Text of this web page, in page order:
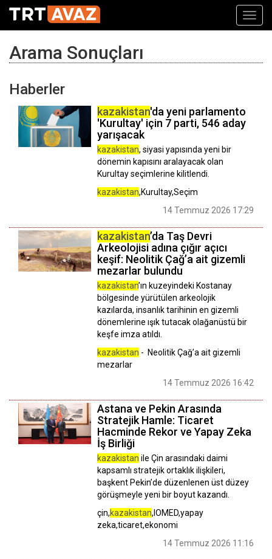
Arama Sonuçları
Haberler
kazakistan'da yeni parlamento
'Kurultay' için 7 parti, 546 aday
yarışacak
kazakistan, siyasi yapısında yeni bir
dönemin kapısını aralayacak olan
Kurultay seçimlerine kilitlendi.
kazakistan,Kurultay,Seçim
14 Temmuz 2026 17:29
kazakistan’da Taş Devri
Arkeolojisi adına çığır açıcı
keşif: Neolitik Çağ’a ait gizemli
mezarlar bulundu
kazakistan’ın kuzeyindeki Kostanay
bölgesinde yürütülen arkeolojik
kazılarda, insanlık tarihinin en gizemli
dönemlerine ışık tutacak olağanüstü bir
keşfe imza atıldı.
kazakistan - Neolitik Çağ’a ait gizemli
mezarlar
14 Temmuz 2026 16:42
Astana ve Pekin Arasında
Stratejik Hamle: Ticaret
Hacminde Rekor ve Yapay Zeka
İş Birliği
kazakistan ile Çin arasındaki daimi
kapsamlı stratejik ortaklık ilişkileri,
başkent Pekin’de düzenlenen üst düzey
görüşmeyle yeni bir boyut kazandı.
çin,kazakistan,IOMED,yapay
zeka,ticaret,ekonomi
14 Temmuz 2026 11:16